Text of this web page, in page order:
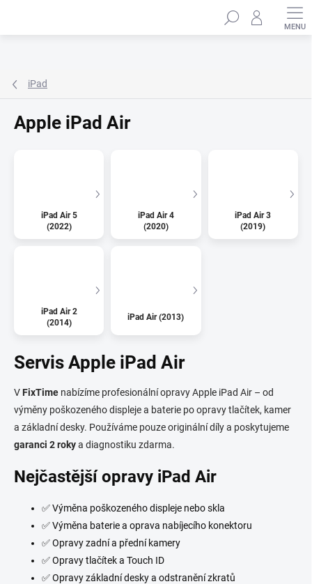
Hledat
iPad
Apple iPad Air
iPad Air 5
(2022)
iPad Air 4
(2020)
iPad Air 3
(2019)
iPad Air 2
(2014)
iPad Air (2013)
Servis Apple iPad Air
VFixTime nabízíme profesionální opravy Apple iPad Air – od
výměny poškozeného displeje a baterie po opravy tlačítek, kamer
a základní desky. Používáme pouze originální díly a poskytujeme
garanci 2 rokya diagnostiku zdarma.
Nejčastější opravy iPad Air
✅ Výměna poškozeného displeje nebo skla
✅ Výměna baterie a oprava nabíjecího konektoru
✅ Opravy zadní a přední kamery
✅ Opravy tlačítek a Touch ID
✅ Opravy základní desky a odstranění zkratů